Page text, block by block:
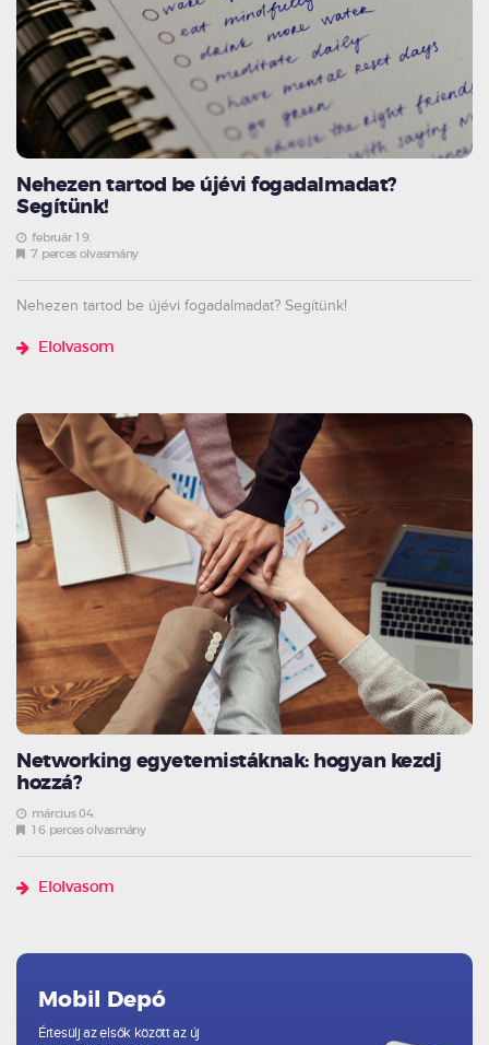
Nehezen tartod be újévi fogadalmadat?
Segítünk!
február 19.
7 perces olvasmány
Nehezen tartod be újévi fogadalmadat? Segítünk!
Elolvasom
Networking egyetemistáknak: hogyan kezdj
hozzá?
március 04.
16 perces olvasmány
Elolvasom
Mobil Depó
Értesülj az elsők között az új